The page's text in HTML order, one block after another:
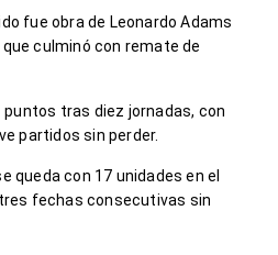
fue obra de Leonardo Adams
culminó con remate de
tras diez jornadas, con
partidos sin perder.
queda con 17 unidades en el
fechas consecutivas sin